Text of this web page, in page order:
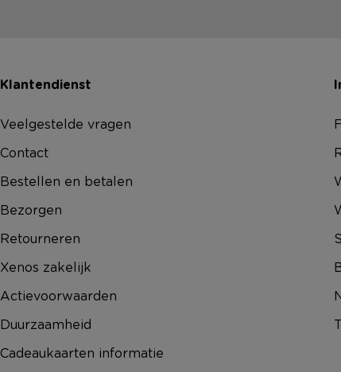
Klantendienst
Veelgestelde vragen
Contact
Bestellen en betalen
Bezorgen
Retourneren
Xenos zakelijk
Actievoorwaarden
Duurzaamheid
Cadeaukaarten informatie